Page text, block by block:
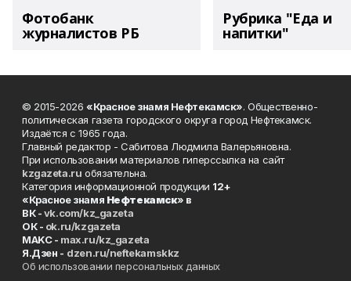
Фотобанк
журналистов РБ
Рубрика "Еда и
напитки"
© 2015-2026 «Красное знамя Нефтекамск». Общественно-
политическая газета городского округа город Нефтекамск.
Издаётся с 1965 года.
Главный редактор - Сабитова Людмила Валерьяновна.
При использовании материалов гиперссылка на сайт
kzgazeta.ru обязательна.
Категория информационной продукции 12+
«Красное знамя Нефтекамск» в
ВК -vk.com/kz_gazeta
ОК - ok.ru/kzgazeta
MAKC - max.ru/kz_gazeta
Я.Дзен - dzen.ru/neftekamskkz
Об использовании персональных данных